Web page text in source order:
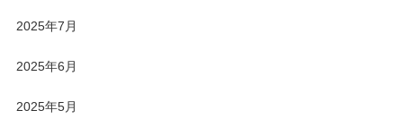
2025年7月
2025年6月
2025年5月